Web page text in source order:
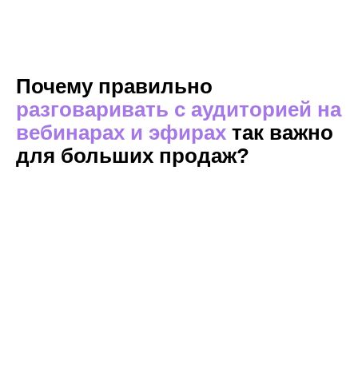
Почему правильно
разговаривать с аудиторией на
вебинарах и эфирах так важно
для больших продаж?